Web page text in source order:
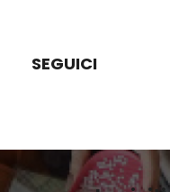
G
SEGUICI